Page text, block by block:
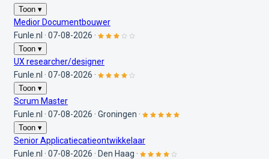
Toon ▾
Medior Documentbouwer
Funle.nl · 07-08-2026 ·
Toon ▾
UX researcher/designer
Funle.nl · 07-08-2026 ·
Toon ▾
Scrum Master
Funle.nl · 07-08-2026 · Groningen ·
Toon ▾
Senior Applicatiecatieontwikkelaar
Funle.nl · 07-08-2026 · Den Haag ·